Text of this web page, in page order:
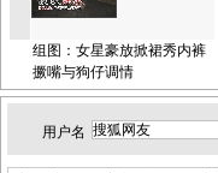
组图：女星豪放掀裙秀内裤
撅嘴与狗仔调情
用户名